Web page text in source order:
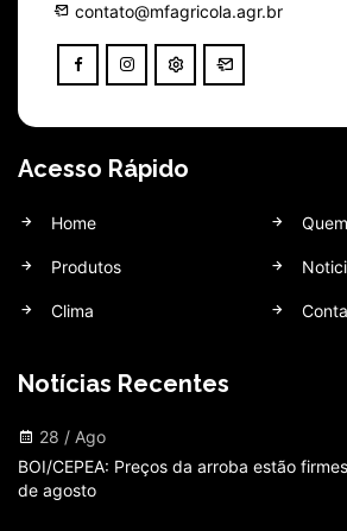
contato@mfagricola.agr.br
Acesso Rápido
Home
Produtos
Clima
Notícias Recentes
28 / Ago
BOI/CEPEA: Preços da arroba estão
de agosto